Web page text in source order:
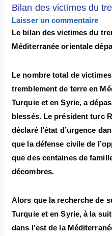
Bilan des victimes du
Laisser un commentaire
Le bilan des victimes du
Méditerranée orientale
Le nombre total de
tremblement de terre en
Turquie et en Syrie, a
blessés. Le président turc
déclaré l’état d’urgence
que la défense civile de
que des centaines de
décombres.
Alors que la recherche de
Turquie et en Syrie, à la
dans l’est de la